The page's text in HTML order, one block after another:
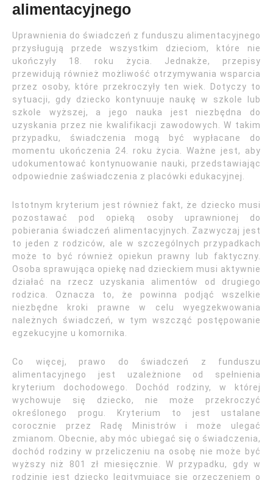
alimentacyjnego
Uprawnienia do świadczeń z funduszu alimentacyjnego
przysługują przede wszystkim dzieciom, które nie
ukończyły 18. roku życia. Jednakże, przepisy
przewidują również możliwość otrzymywania wsparcia
przez osoby, które przekroczyły ten wiek. Dotyczy to
sytuacji, gdy dziecko kontynuuje naukę w szkole lub
szkole wyższej, a jego nauka jest niezbędna do
uzyskania przez nie kwalifikacji zawodowych. W takim
przypadku, świadczenia mogą być wypłacane do
momentu ukończenia 24. roku życia. Ważne jest, aby
udokumentować kontynuowanie nauki, przedstawiając
odpowiednie zaświadczenia z placówki edukacyjnej.
Istotnym kryterium jest również fakt, że dziecko musi
pozostawać pod opieką osoby uprawnionej do
pobierania świadczeń alimentacyjnych. Zazwyczaj jest
to jeden z rodziców, ale w szczególnych przypadkach
może to być również opiekun prawny lub faktyczny.
Osoba sprawująca opiekę nad dzieckiem musi aktywnie
działać na rzecz uzyskania alimentów od drugiego
rodzica. Oznacza to, że powinna podjąć wszelkie
niezbędne kroki prawne w celu wyegzekwowania
należnych świadczeń, w tym wszcząć postępowanie
egzekucyjne u komornika.
Co więcej, prawo do świadczeń z funduszu
alimentacyjnego jest uzależnione od spełnienia
kryterium dochodowego. Dochód rodziny, w której
wychowuje się dziecko, nie może przekroczyć
określonego progu. Kryterium to jest ustalane
corocznie przez Radę Ministrów i może ulegać
zmianom. Obecnie, aby móc ubiegać się o świadczenia,
dochód rodziny w przeliczeniu na osobę nie może być
wyższy niż 801 zł miesięcznie. W przypadku, gdy w
rodzinie jest dziecko legitymujące się orzeczeniem o